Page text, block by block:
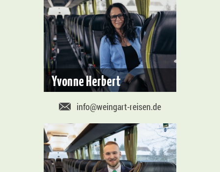
Yvonne Herbert
info@weingart-reisen.de